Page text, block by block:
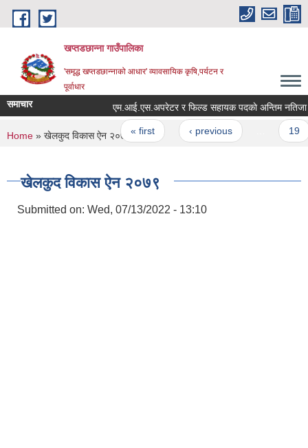
Skip to main content
खप्तडछान्ना गाउँपालिका
'समृद्ध खप्तडछान्नाको आधार' व्यावसायिक कृषि,पर्यटन र
पूर्वाधार
समाचार एम‍.आई.एस.अपरेटर र फिल्ड सहायक पदकाे अन्तिम नतिजा
Pages
« first ‹ previous
You are here
Home » खेलकुद विकास ऐन २०७९
खेलकुद विकास ऐन २०७९
Submitted on: Wed, 07/13/2022 - 13:10